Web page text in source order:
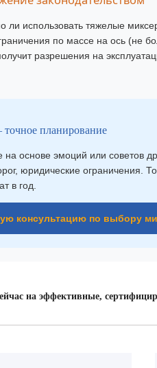
ли использовать тяжелые
по массе на ось (не
разрешения на
планирование
основе эмоций или советов
юридические ограничения.
в год.
консультацию по выбору
на эффективные,